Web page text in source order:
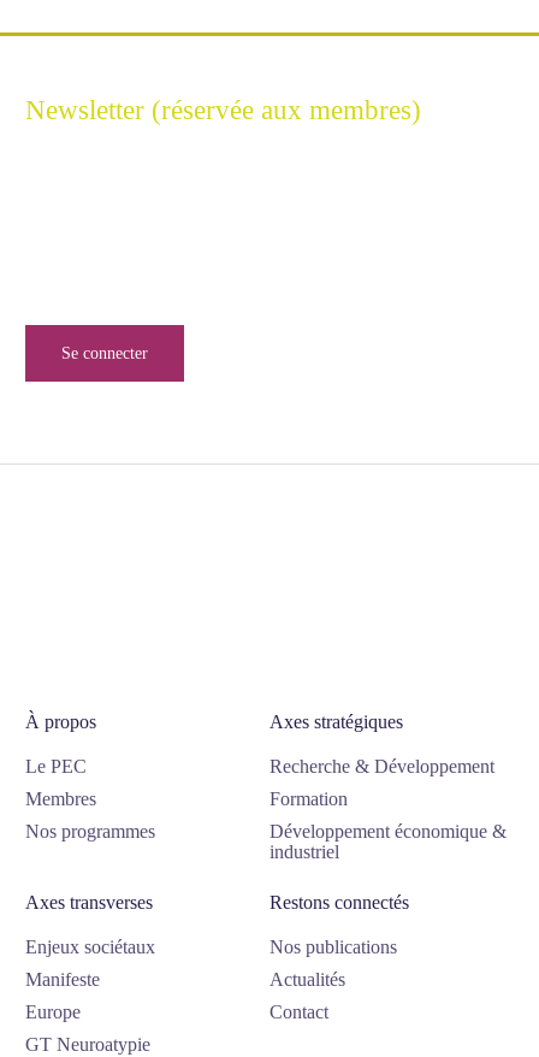
Newsletter (réservée aux membres)
Se connecter
À propos
Le PEC
Membres
Nos programmes
Axes stratégiques
Recherche & Développement
Formation
Développement économique &
industriel
Axes transverses
Enjeux sociétaux
Manifeste
Europe
GT Neuroatypie
Restons connectés
Nos publications
Actualités
Contact